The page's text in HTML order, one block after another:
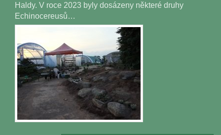
Haldy. V roce 2023 byly dosázeny některé druhy
Echinocereusů…